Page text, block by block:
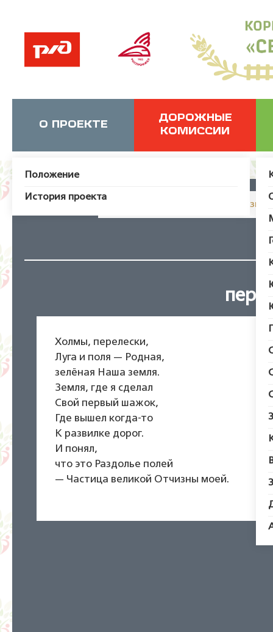
О ПРОЕКТЕ
Положение
История проекта
ДОРОЖНЫЕ
КОМИССИИ
JUser: :_load: Не удалось
Холмы, перелески,
Луга и поля — Родная,
зелёная Наша земля.
Земля, где я сделал
Свой первый шажок,
Где вышел когда-то
К развилке дорог.
И понял,
что это Раздолье полей
— Частица великой Отчизны моей.